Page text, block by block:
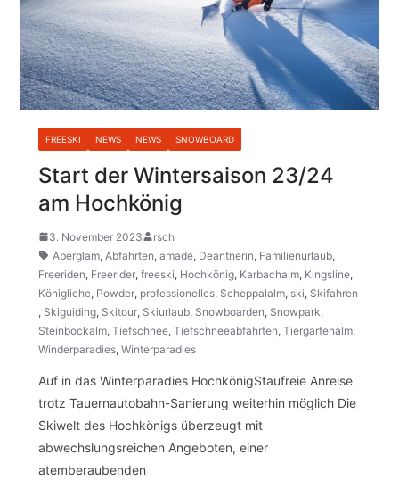
FREESKI NEWS NEWS SNOWBOARD
Start der Wintersaison 23/24
am Hochkönig
3. November 2023
rsch
Aberglam, Abfahrten, amadé, Deantnerin, Familienurlaub,
Freeriden, Freerider, freeski, Hochkönig, Karbachalm, Kingsline,
Königliche, Powder, professionelles, Scheppalalm, ski, Skifahren
, Skiguiding, Skitour, Skiurlaub, Snowboarden, Snowpark,
Steinbockalm, Tiefschnee, Tiefschneeabfahrten, Tiergartenalm,
Winderparadies, Winterparadies
Auf in das Winterparadies HochkönigStaufreie Anreise
trotz Tauernautobahn-Sanierung weiterhin möglich Die
Skiwelt des Hochkönigs überzeugt mit
abwechslungsreichen Angeboten, einer
atemberaubenden